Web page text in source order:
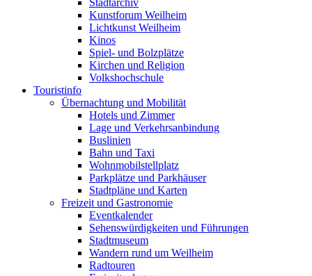
Kunstforum Weilheim
Lichtkunst Weilheim
Kinos
Spiel- und Bolzplätze
Kirchen und Religion
Volkshochschule
Touristinfo
Übernachtung und Mobilität
Hotels und Zimmer
Lage und Verkehrsanbindung
Buslinien
Bahn und Taxi
Wohnmobilstellplatz
Parkplätze und Parkhäuser
Stadtpläne und Karten
Freizeit und Gastronomie
Eventkalender
Sehenswürdigkeiten und Führungen
Stadtmuseum
Wandern rund um Weilheim
Radtouren